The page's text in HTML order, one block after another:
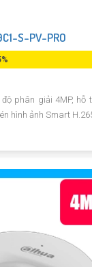
S-PV-PRO
độ phân giải 4MP, hỗ
hình ảnh Smart